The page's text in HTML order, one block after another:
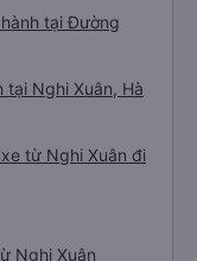
tại Đường
tại Nghi Xuân, Hà
từ Nghi Xuân đi
Nghi Xuân